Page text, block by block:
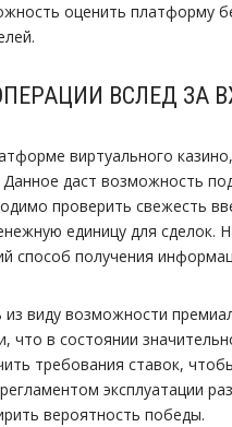
оценить платформу
ВСЛЕД ЗА
виртуального
даст возможность
проверить свежесть
единицу для сделок.
способ получения
из виду возможности
что в состоянии
требования ставок,
эксплуатации
вероятность победы.